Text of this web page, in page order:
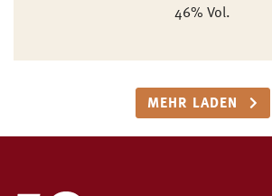
46% Vol.
MEHR LADEN